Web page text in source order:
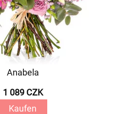
Anabela
1 089 CZK
Kaufen